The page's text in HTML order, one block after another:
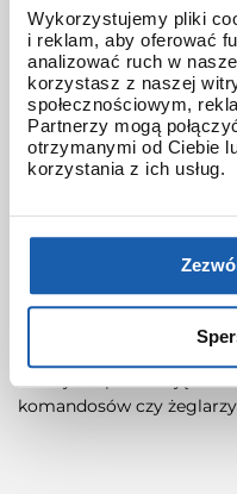
Wykorzystujemy pliki
i reklam, aby oferować
analizować ruch w
korzystasz z naszej
społecznościowym,
Partnerzy mogą
otrzymanymi od Ciebie
korzystania z ich usług.
G-
Odporne na wstrząsy i
G-SHOCK
perfekcyjnie chroniła
Do dziś w kolekcji G-
klasycznej kostki – seria
Wodoszczelność –
Wyjątkowe funkcje –
myślą o różnych
komandosów czy